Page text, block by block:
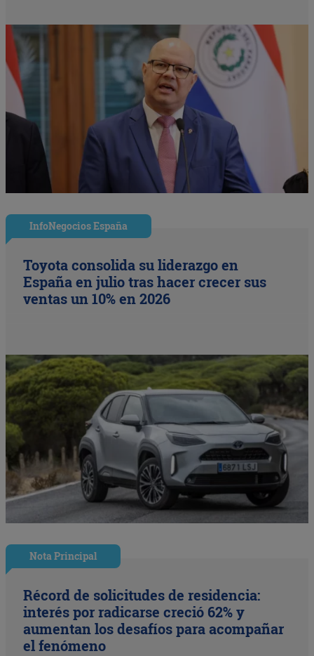
InfoNegocios España
Toyota consolida su liderazgo en
España en julio tras hacer crecer sus
ventas un 10% en 2026
Nota Principal
Récord de solicitudes de residencia:
interés por radicarse creció 62% y
aumentan los desafíos para acompañar
el fenómeno